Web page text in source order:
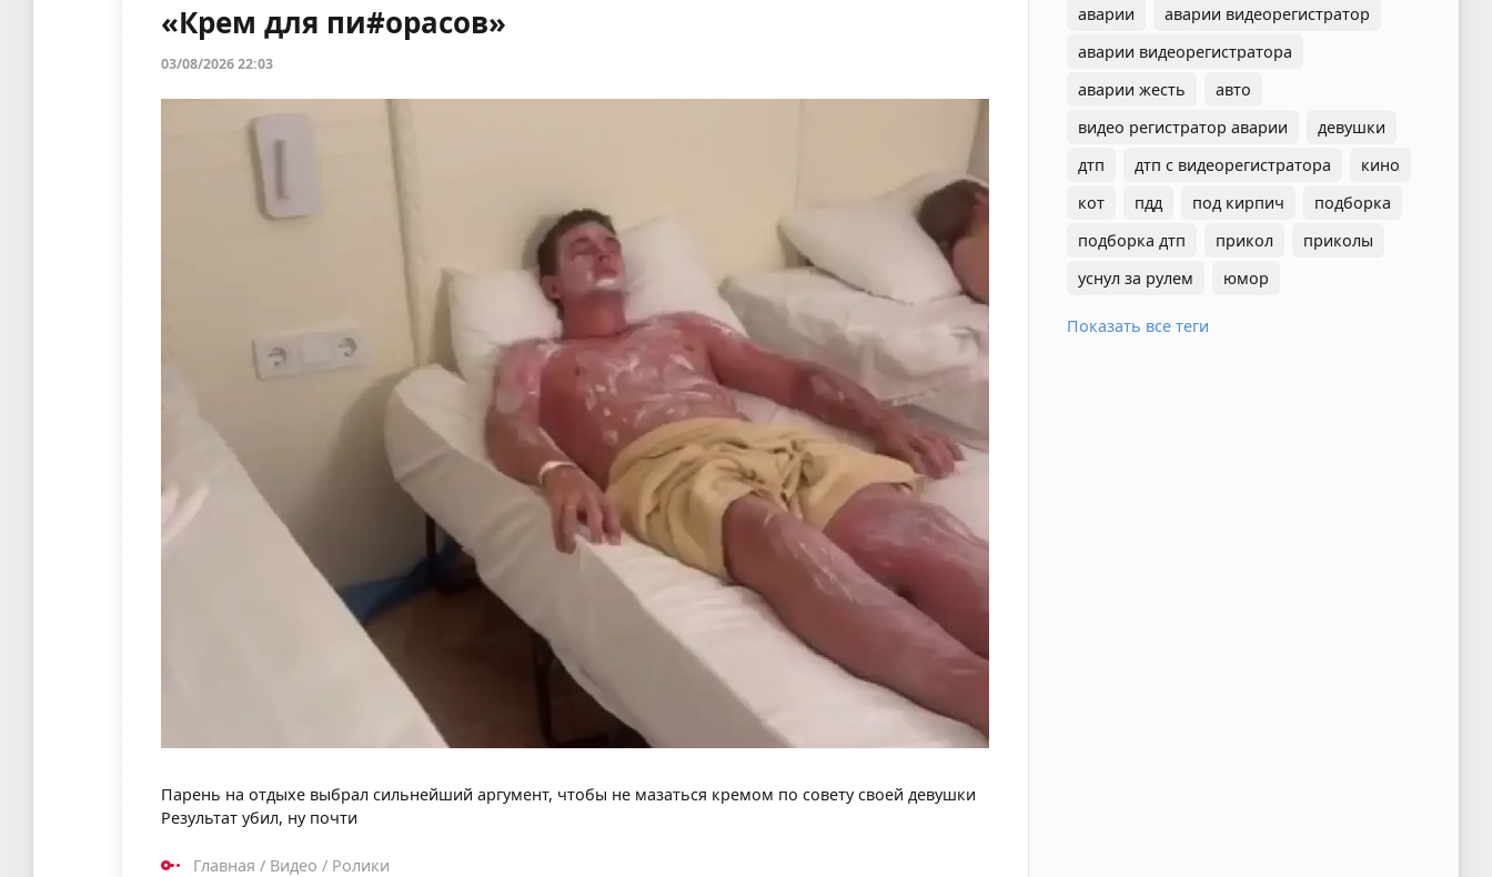
«Крем для пи#орасов»
03/08/2026 22:03
Парень на отдыхе выбрал сильнейший аргумент, чтобы не мазаться кремом по совету своей девушки
Результат убил, ну почти
Главная / Видео / Ролики
аварии
аварии видеорегистратор
аварии видеорегистратора
аварии жесть
авто
видео регистратор аварии
девушки
дтп
дтп с видеорегистратора
кино
кот
пдд под кирпич
подборка
подборка дтп
прикол
приколы
уснул за рулем
юмор
Показать все теги